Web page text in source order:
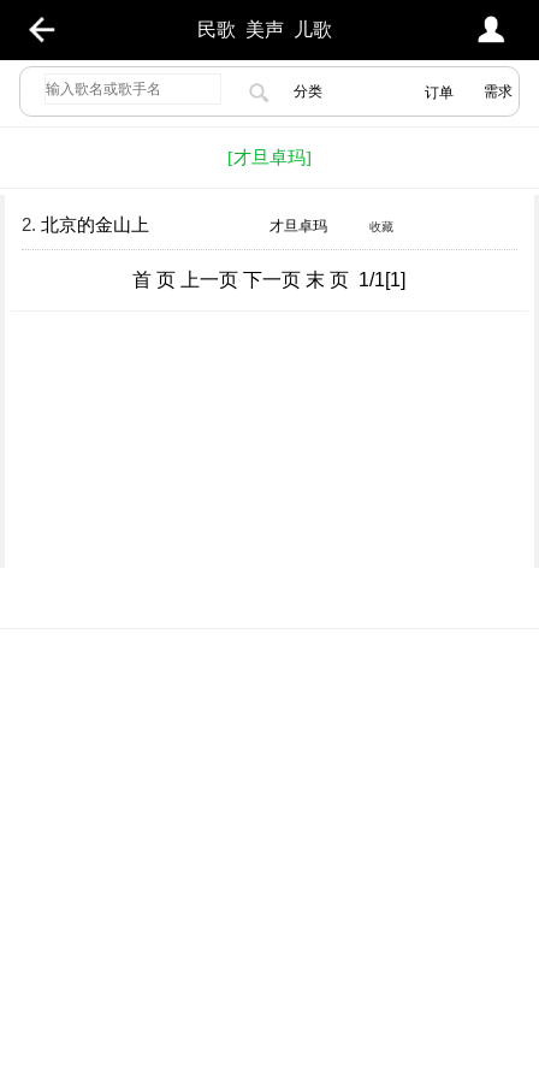
民歌 美声 儿歌
分类 需求
订单
[才旦卓玛]
2. 北京的金山上 才旦卓玛 收藏
首 页 上一页 下一页 末 页 1/1[1]